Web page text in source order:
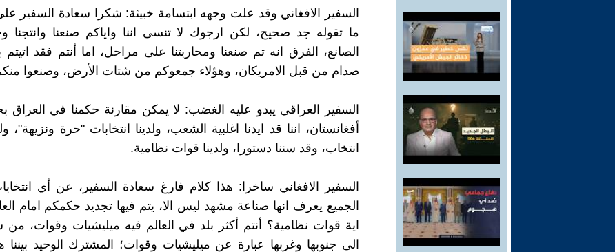
السفير الافغاني وقد علت وجهه ابتسامة خبيثة: شكرا سعادة السفير
ما تقوله جد صحيح، لكن ارجوك لا تنسى اننا واياكم صنعنا وانتجنا
الصانع، الفرق انه تم صنعنا ومحاربتنا على مراحل، اما أنتم فقد
صدام من قبل الامريكان، وهؤلاء جمعوكم من شتات الأرض، وصنعوا
السفير العراقي يبدو عليه الغضب: لا يمكن مقارنة حكمنا في
أفغانستان، اننا قد ايدنا اغلبية الشعب، ولدينا انتخابات "حرة ونزيهة"،
انتخاب، وقد سننا دستورا، ولدينا قوات نظامية.
السفير الافغاني ساخرا: هذا كلام فارغ سعادة السفير، عن أي
الجميع يعرف انها صناعة مشهد ليس الا، يتم فيها تجديد حكمكم امام
اية قوات نظامية؟ أنتم أكثر بلد في العالم فيه ميليشيات وقوات، من
الى جنوبها وغربها عبارة عن ميليشيات وقوات؛ المشترك الوحيد بيننا